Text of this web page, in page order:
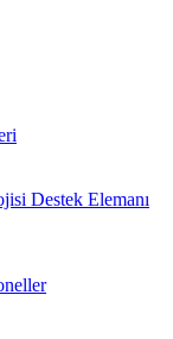
Destek Elemanı